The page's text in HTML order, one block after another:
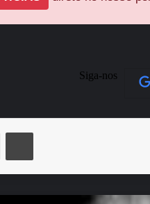
Siga-nos
Compartilhar via e-mail Imprimir